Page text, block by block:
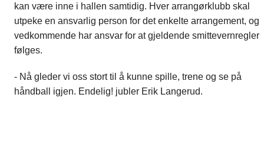
kan være inne i hallen samtidig. Hver arrangørklubb skal
utpeke en ansvarlig person for det enkelte arrangement, og
vedkommende har ansvar for at gjeldende smittevernregler
følges.
- Nå gleder vi oss stort til å kunne spille, trene og se på
håndball igjen. Endelig! jubler Erik Langerud.